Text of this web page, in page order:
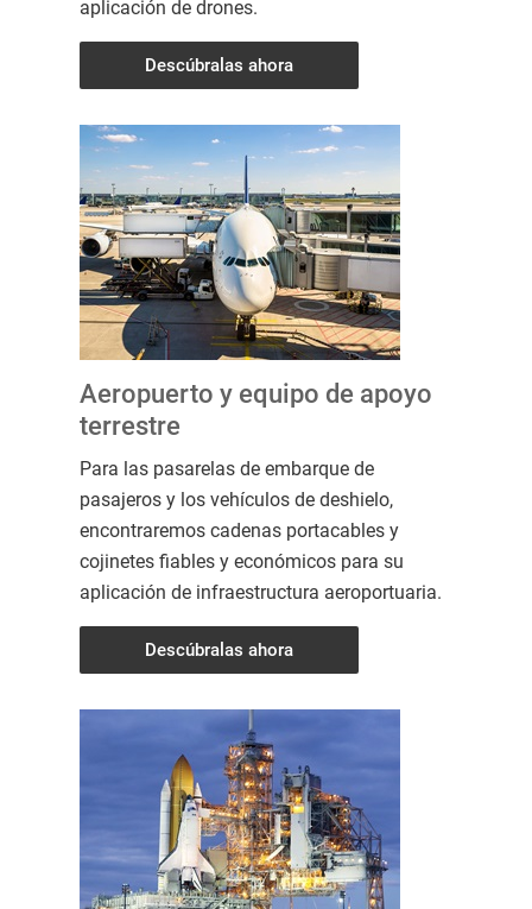
aplicación de drones.
Descúbralas ahora
Aeropuerto y equipo de apoyo
terrestre
Para las pasarelas de embarque de
pasajeros y los vehículos de deshielo,
encontraremos cadenas portacables y
cojinetes fiables y económicos para su
aplicación de infraestructura aeroportuaria.
Descúbralas ahora